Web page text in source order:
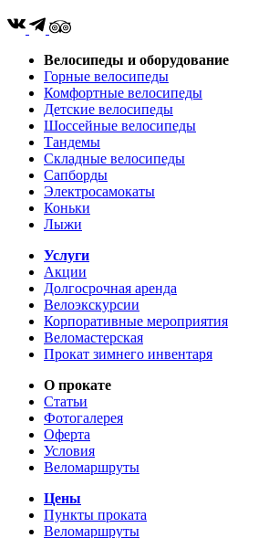
Велосипеды и оборудование
Горные велосипеды
Комфортные велосипеды
Детские велосипеды
Шоссейные велосипеды
Тандемы
Складные велосипеды
Сапборды
Электросамокаты
Коньки
Лыжи
Услуги
Акции
Долгосрочная аренда
Велоэкскурсии
Корпоративные мероприятия
Веломастерская
Прокат зимнего инвентаря
О прокате
Статьи
Фотогалерея
Оферта
Условия
Веломаршруты
Цены
Пункты проката
Веломаршруты